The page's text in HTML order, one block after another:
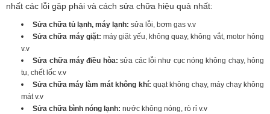
nhất các lỗi gặp phải và cách sửa chữa hiệu quả nhất:
Sửa chữa tủ lạnh, máy lạnh: sửa lỗi, bơm gas v.v
Sửa chữa máy giặt:máy giặt yếu, không quay, không vắt, motor hỏng
v.v
Sửa chữa máy điều hòa: sửa các lỗi như cục nóng không chạy, hỏng
tụ, chết lốc v.v
Sửa chữa máy làm mát không khí: quạt không chạy, máy chạy không
mát v.v
Sửa chữa bình nóng lạnh: nước không nóng, rò rỉ v.v